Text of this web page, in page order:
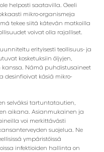
helposti saatavilla. Geeli
mikro-organismeja
tekee siitä kätevän matkoilla
voivat olla rajalliset.
erityisesti teollisuus- ja
kosketuksiin öljyjen,
Nämä puhdistusaineet
desinfioivat käsiä mikro-
selväksi tartuntatautien,
aikana. Asianmukainen ja
voi merkittävästi
suojelua. Ne
ympäristöissä
infektioiden hallinta on